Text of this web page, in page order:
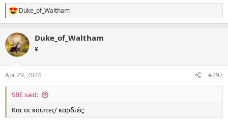
R
e
c
t
i
s
:
Duke_of_Waltham
Duke_of_Waltham
¥
Apr 29, 2024 #297
SBE said:
Και οι κούπες/ καρδιές;